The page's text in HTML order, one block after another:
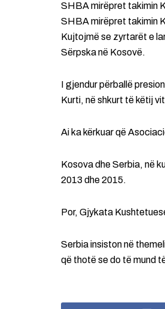
SHBA mirëpret takimin
SHBA mirëpret takimin
Kujtojmë se zyrtarët e
Sërpska në Kosovë.
I gjendur përballë
Kurti, në shkurt të këtij
Ai ka kërkuar që
Kosova dhe Serbia, në
2013 dhe 2015.
Por, Gjykata
Serbia insiston në
që thotë se do të mund